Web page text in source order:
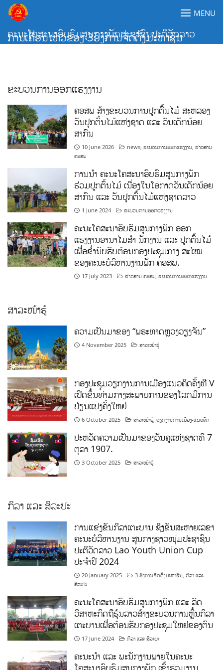
Skip
content
ຄະນະໂຄສະນາອົບຮົມສູນກາງພັກປະຊາຊົນປະຕິວັດລາວ
MENU
ການເຄື່ອນໄຫວຂອງ 3ອົງການຈັດຕັ້ງມະຫາຊົນ
ຂະບວນການອອກແຮງງານ
ຄອສພ ສ້າງຂະບວນການປູກຕົ້ນໄມ້ ສະຫລອງ
ວັນປູກຕົ້ນໄມ້ແຫ່ງຊາດ ແລະ ວັນເດັກນ້ອຍ
ສາກົນ
10 June 2026 news,ຂະບວນການອອກແຮງງານ,ຂ່າວສານ
ຄອສພ
ການນໍາ ຄະນະໂຄສະນາອົບຮົມສູນກາງພັກ
ຮ່ວມປູກຕົ້ນໄມ້ ເນື່ອງໃນໂອກາດວັນເດັກນ້ອຍ
ສາກົນ ແລະ ວັນປູກຕົ້ນໄມ້ແຫ່ງຊາດລາວ
1 June 2024 ຂະບວນການອອກແຮງງານ
ຄະນະໂຄສະນາອົບຮົມສູນກາງພັກ ອອກ
ແຮງງານອານາໄມສໍາ ນັກງານ ແລະ ປູກຕົ້ນໄມ້
ເພື່ອຂໍ່ານັບຮັບຕ້ອນກອງປະຊຸມກາງ ສະໄໝ
ຂອງຄະນະບໍລິຫານງານພັກ ຄອສພ.
17 July 2023 ຂ່າວສານ ຄອສພ,ຂະບວນການອອກແຮງງານ
ສາລະໜ້າຮູ້
ຄວາມເປັນມາຂອງ “ພຣະທາດຫຼວງວຽງຈັນ”
4 November 2025 ສາລະໜ້າຮູ້
ກອງປະຊຸມວຽກງານການເມືອງແນວຄິດຄັ້ງທີ V
ເປີດຂຶ້ນທ່າມກາງສະພາບການຂອງໂລກມີການ
ປ່ຽນແປງຄັ້ງໃຫຍ່
6 October 2025 ສາລະໜ້າຮູ້,ວຽກງານການເມືອງ-ແນວຄິດ
ປະຫວັດຄວາມເປັນມາຂອງວັນຄູແຫ່ງຊາດທີ 7
ຕຸລາ 1907.
3 October 2025 ສາລະໜ້າຮູ້
ກິລາ ແລະ ສິລະປະ
ການແຂ່ງຂັນກິລາເຕະບານ ຊິງຂັນສະຫາຍເລຂາ
ຄະນະບໍລິຫານງານ ສູນກາງຊາວໜຸ່ມປະຊາຊົນ
ປະຕິວັດລາວ Lao Youth Union Cup
ປະຈຳປີ 2024
20 January 2025 3 ອົງການຈັດຕັ້ງມະຫາຊົນ ,ກິລາ ແລະ
ສິລະປະ
ຄະນະໂຄສະນາອົບຮົມສູນກາງພັກ ແລະ ລັດ
ວິສາຫະກິດຖືຮຸ້ນລາວສ້າງຂະບວນການຫຼີ້ນກິລາ
ເຕະບານເພື່ອຕ້ອນຮັບກອງປະຊຸມໃຫຍ່ຂອງຕົນ
17 June 2024 ກິລາ ແລະ ສິລະປະ
ຄະນະນຳ ແລະ ພະນັກງານພາຍໃນຄະນະ
ໂຄສະນາອົບຮົມສູນກາງພັກ ເຂົ້າຮ່ວມງານ